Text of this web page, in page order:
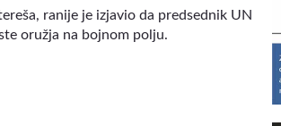
ranije je izjavio da predsednik UN
oružja na bojnom polju.